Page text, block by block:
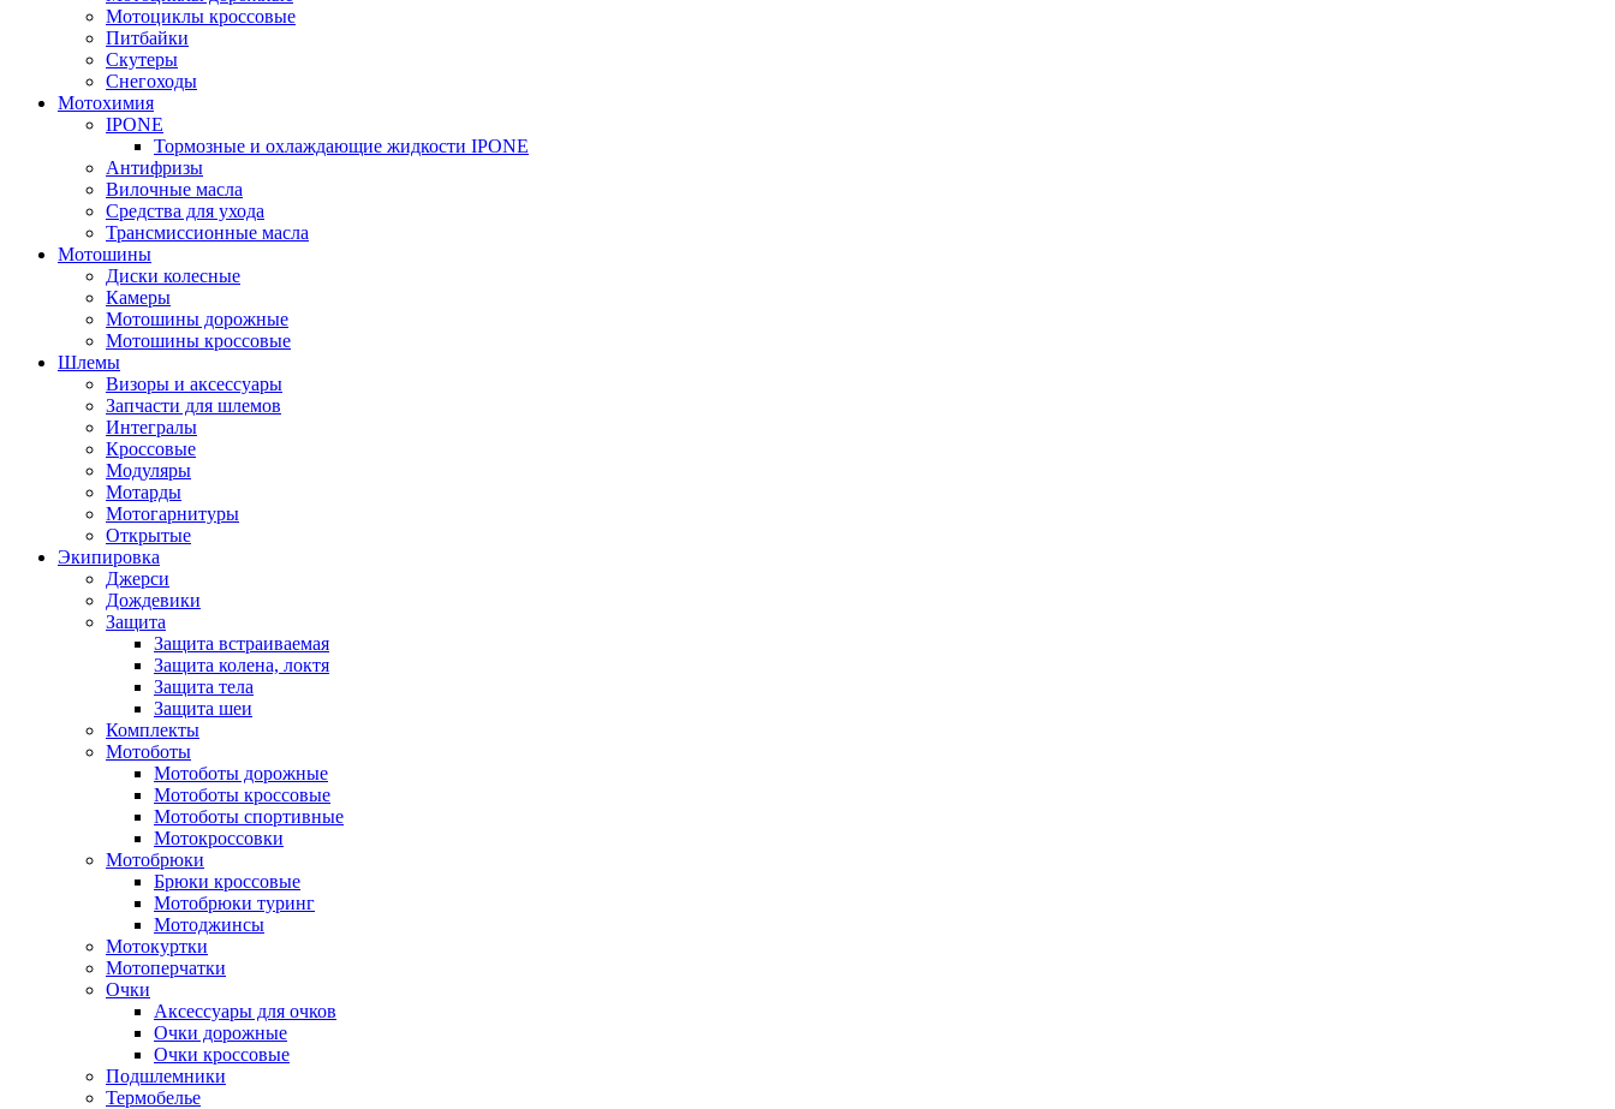
Мотоциклы кроссовые
Питбайки
Скутеры
Снегоходы
Мотохимия
IPONE
Тормозные и охлаждающие жидкости IPONE
Антифризы
Вилочные масла
Средства для ухода
Трансмиссионные масла
Мотошины
Диски колесные
Камеры
Мотошины дорожные
Мотошины кроссовые
Шлемы
Визоры и аксессуары
Запчасти для шлемов
Интегралы
Кроссовые
Модуляры
Мотарды
Мотогарнитуры
Открытые
Экипировка
Джерси
Дождевики
Защита
Защита встраиваемая
Защита колена, локтя
Защита тела
Защита шеи
Комплекты
Мотоботы
Мотоботы дорожные
Мотоботы кроссовые
Мотоботы спортивные
Мотокроссовки
Мотобрюки
Брюки кроссовые
Мотобрюки туринг
Мотоджинсы
Мотокуртки
Мотоперчатки
Очки
Аксессуары для очков
Очки дорожные
Очки кроссовые
Подшлемники
Термобелье